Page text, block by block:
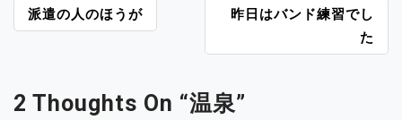
投
稿
ゲ
派遣の人のほうが
昨日はバンド練習でし
た
2 Thoughts On “温泉”